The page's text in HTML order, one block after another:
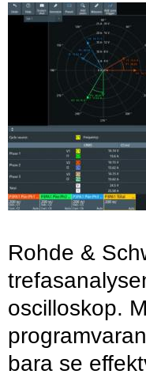
Rohde &
oscilloskop.
bara se